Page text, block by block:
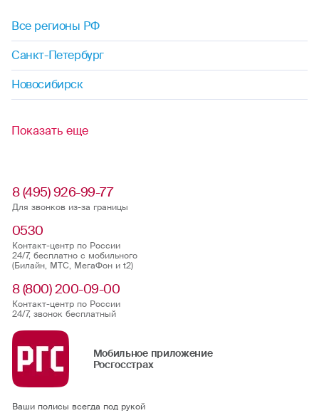
Все регионы РФ
Санкт-Петербург
Новосибирск
Показать еще
8 (495) 926-99-77
Для звонков из-за границы
0530
Контакт-центр по России
24/7, бесплатно с мобильного
(Билайн, МТС, МегаФон и t2)
8 (800) 200-09-00
Контакт-центр по России
24/7, звонок бесплатный
Мобильное приложение
Росгосстрах
Ваши полисы всегда под рукой